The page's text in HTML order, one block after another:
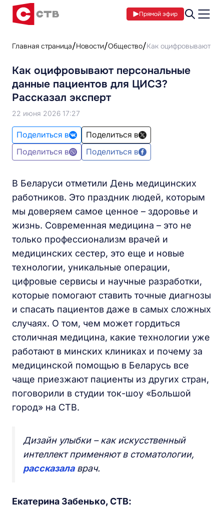
Прямой эфир
Главная страница Новости Общество Как оцифровывают
Как оцифровывают персональные
данные пациентов для ЦИСЗ?
Рассказал эксперт
22 июня 2026 17:27
Поделиться в
Поделиться в
Поделиться в
Поделиться в
В Беларуси отметили День медицинских
работников. Это праздник людей, которым
мы доверяем самое ценное – здоровье и
жизнь. Современная медицина – это не
только профессионализм врачей и
медицинских сестер, это еще и новые
технологии, уникальные операции,
цифровые сервисы и научные разработки,
которые помогают ставить точные диагнозы
и спасать пациентов даже в самых сложных
случаях. О том, чем может гордиться
столичная медицина, какие технологии уже
работают в минских клиниках и почему за
медицинской помощью в Беларусь все
чаще приезжают пациенты из других стран,
поговорили в студии ток-шоу «Большой
город» на СТВ.
Дизайн улыбки – как искусственный
интеллект применяют в стоматологии,
рассказалаврач.
Екатерина Забенько, СТВ: